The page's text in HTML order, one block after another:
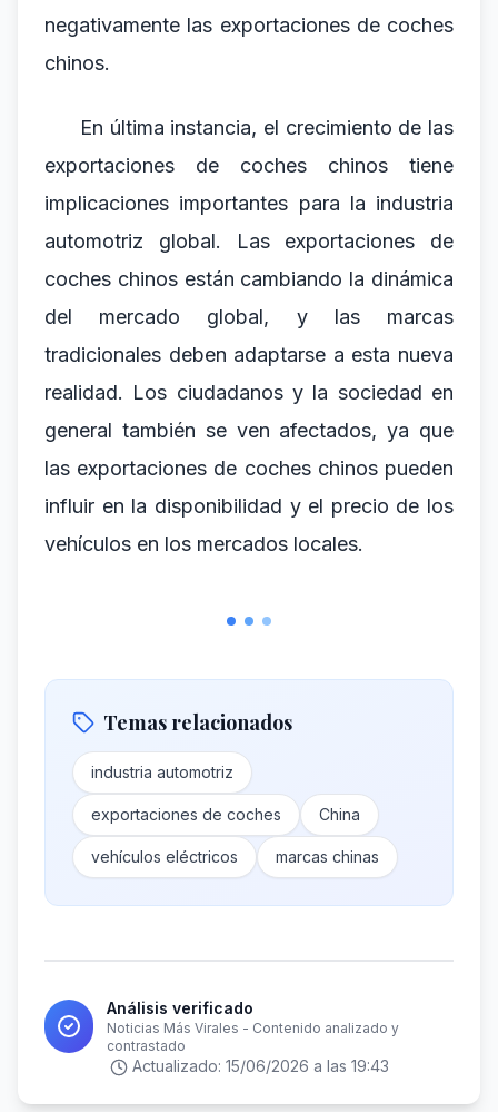
negativamente las exportaciones de coches
chinos.
En última instancia, el crecimiento de las
exportaciones de coches chinos tiene
implicaciones importantes para la industria
automotriz global. Las exportaciones de
coches chinos están cambiando la dinámica
del mercado global, y las marcas
tradicionales deben adaptarse a esta nueva
realidad. Los ciudadanos y la sociedad en
general también se ven afectados, ya que
las exportaciones de coches chinos pueden
influir en la disponibilidad y el precio de los
vehículos en los mercados locales.
Temas relacionados
industria automotriz
exportaciones de coches China
vehículos eléctricos marcas chinas
Análisis verificado
Noticias Más Virales - Contenido analizado y
contrastado
Actualizado: 15/06/2026 a las 19:43